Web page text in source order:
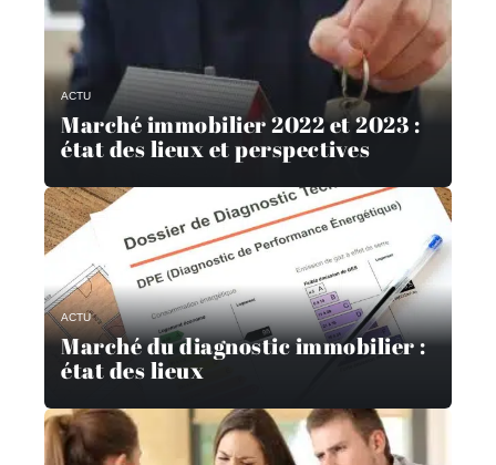
ACTU
Marché immobilier 2022 et 2023 :
état des lieux et perspectives
ACTU
Marché du diagnostic immobilier :
état des lieux